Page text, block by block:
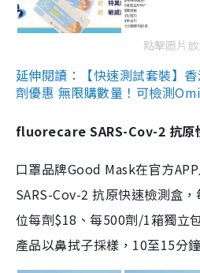
點擊圖片
延伸閱讀：【快速測試套裝】
劑優惠 無限購數量！可檢測
fluorecare SARS-Cov-2 抗原
口罩品牌Good Mask在官方
SARS-Cov-2 抗原快速檢測盒
位每劑$18、每500劑/1箱獨立
產品以鼻拭子採樣，10至15分